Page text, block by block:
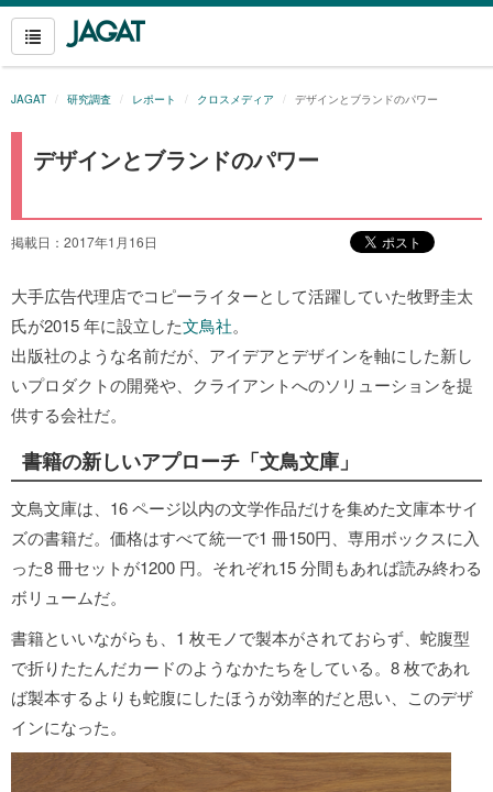
JAGAT 研究調査 レポート クロスメディア デザインとブランドのパワー
デザインとブランドのパワー
掲載日：2017年1月16日
大手広告代理店でコピーライターとして活躍していた牧野圭太
氏が2015 年に設立した文鳥社。
出版社のような名前だが、アイデアとデザインを軸にした新し
いプロダクトの開発や、クライアントへのソリューションを提
供する会社だ。
書籍の新しいアプローチ「文鳥文庫」
文鳥文庫は、16 ページ以内の文学作品だけを集めた文庫本サイ
ズの書籍だ。価格はすべて統一で1 冊150円、専用ボックスに入
った8 冊セットが1200 円。それぞれ15 分間もあれば読み終わる
ボリュームだ。
書籍といいながらも、1 枚モノで製本がされておらず、蛇腹型
で折りたたんだカードのようなかたちをしている。8 枚であれ
ば製本するよりも蛇腹にしたほうが効率的だと思い、このデザ
インになった。